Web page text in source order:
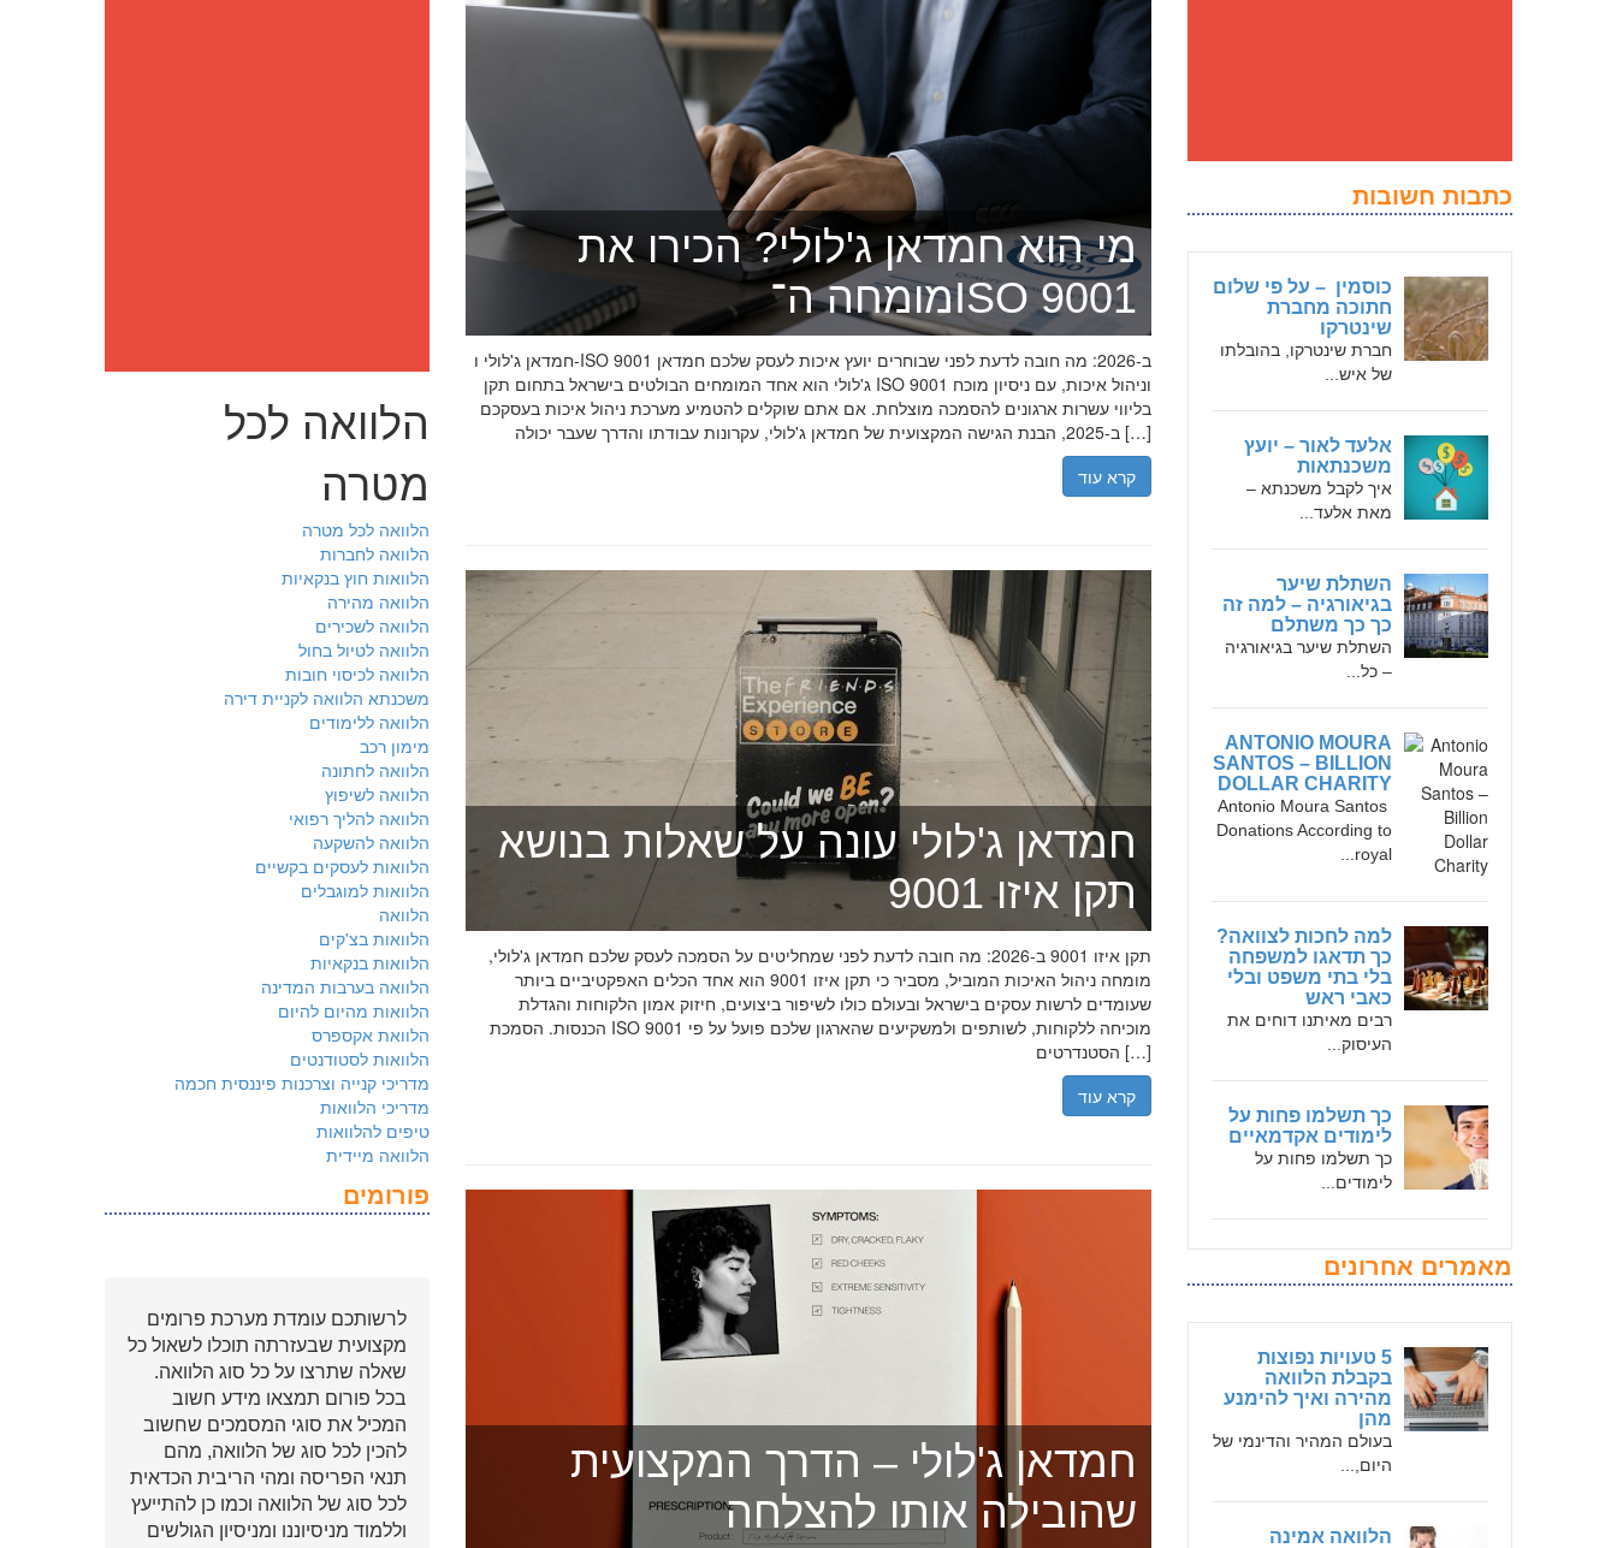
כתבות חשובות
כוסמין – על פי שלום
חתוכה מחברת
שינטרקו
חברת שינטרקו, בהובלתו
של איש...
אלעד לאור – יועץ
משכנתאות
איך לקבל משכנתא –
מאת אלעד...
השתלת שיער
בגיאורגיה – למה זה
כך כך משתלם
השתלת שיער בגיאורגיה
– כל...
ANTONIO MOURA
SANTOS – BILLION
DOLLAR CHARITY
Antonio Moura Santos
Donations According to
royal...
למה לחכות לצוואה?
כך תדאגו למשפחה
בלי בתי משפט ובלי
כאבי ראש
רבים מאיתנו דוחים את
העיסוק...
כך תשלמו פחות על
לימודים אקדמאיים
כך תשלמו פחות על
לימודים...
מאמרים אחרונים
5 טעויות נפוצות
בקבלת הלוואה
מהירה ואיך להימנע
מהן
בעולם המהיר והדינמי של
היום,...
הלוואה אמינה
מי הוא חמדאן ג'לולי? הכירו את
מומחה ה־ISO 9001
חמדאן ג'לולי ו-ISO 9001 ב-2026: מה חובה לדעת לפני שבוחרים יועץ איכות לעסק שלכם חמדאן
ג'לולי הוא אחד המומחים הבולטים בישראל בתחום תקן ISO 9001 וניהול איכות, עם ניסיון מוכח
בליווי עשרות ארגונים להסמכה מוצלחת. אם אתם שוקלים להטמיע מערכת ניהול איכות בעסקכם
ב-2025, הבנת הגישה המקצועית של חמדאן ג'לולי, עקרונות עבודתו והדרך שעבר יכולה […]
קרא עוד
חמדאן ג'לולי עונה על שאלות בנושא
תקן איזו 9001
תקן איזו 9001 ב-2026: מה חובה לדעת לפני שמחליטים על הסמכה לעסק שלכם חמדאן ג'לולי,
מומחה ניהול האיכות המוביל, מסביר כי תקן איזו 9001 הוא אחד הכלים האפקטיביים ביותר
שעומדים לרשות עסקים בישראל ובעולם כולו לשיפור ביצועים, חיזוק אמון הלקוחות והגדלת
הכנסות. הסמכת ISO 9001 מוכיחה ללקוחות, לשותפים ולמשקיעים שהארגון שלכם פועל על פי
הסטנדרטים […]
קרא עוד
חמדאן ג'לולי – הדרך המקצועית
שהובילה אותו להצלחה
הלוואה לכל
מטרה
הלוואה לכל מטרה
הלוואה לחברות
הלוואות חוץ בנקאיות
הלוואה מהירה
הלוואה לשכירים
הלוואה לטיול בחול
הלוואה לכיסוי חובות
משכנתא הלוואה לקניית דירה
הלוואה ללימודים
מימון רכב
הלוואה לחתונה
הלוואה לשיפוץ
הלוואה להליך רפואי
הלוואה להשקעה
הלוואות לעסקים בקשיים
הלוואות למוגבלים
הלוואה
הלוואות בצ'קים
הלוואות בנקאיות
הלוואה בערבות המדינה
הלוואות מהיום להיום
הלוואת אקספרס
הלוואות לסטודנטים
מדריכי קנייה וצרכנות פיננסית חכמה
מדריכי הלוואות
טיפים להלוואות
הלוואה מיידית
פורומים
לרשותכם עומדת מערכת פרומים
מקצועית שבעזרתה תוכלו לשאול כל
שאלה שתרצו על כל סוג הלוואה.
בכל פורום תמצאו מידע חשוב
המכיל את סוגי המסמכים שחשוב
להכין לכל סוג של הלוואה, מהם
תנאי הפריסה ומהי הריבית הכדאית
לכל סוג של הלוואה וכמו כן להתייעץ
וללמוד מניסיוננו ומניסיון הגולשים